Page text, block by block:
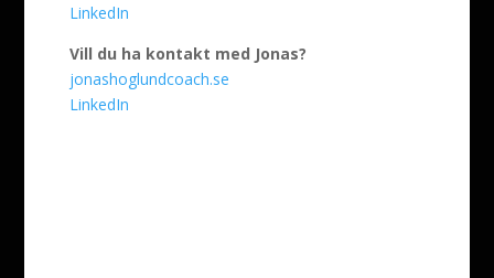
LinkedIn
Vill du ha kontakt med Jonas?
jonashoglundcoach.se
LinkedIn